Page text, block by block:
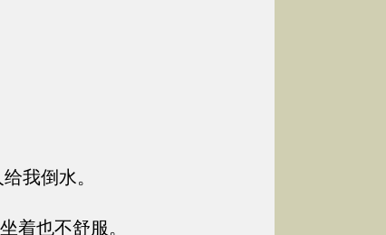
我倒水。
着也不舒服。